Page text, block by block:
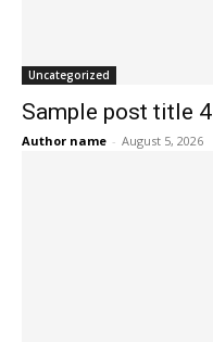
Uncategorized
Sample post title 4
Author name - August 5, 2026